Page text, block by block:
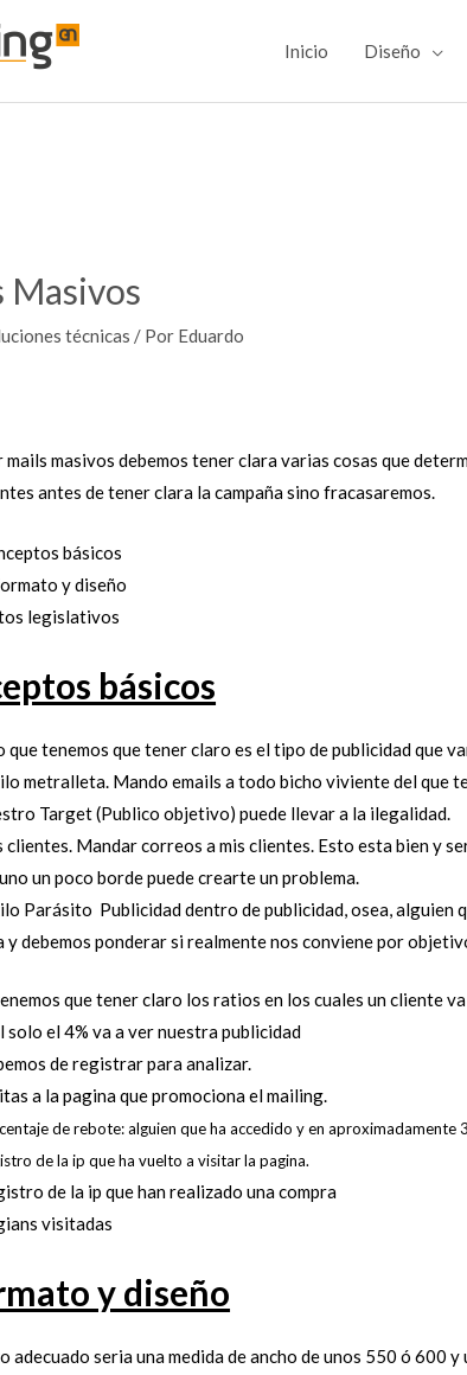
Inicio Diseño
Masivos
técnicas / Por Eduardo
mails masivos debemos tener clara varias cosas que
antes de tener clara la campaña sino fracasaremos.
básicos
y diseño
legislativos
básicos
que tenemos que tener claro es el tipo de publicidad que
metralleta. Mando emails a todo bicho viviente del que
Target (Publico objetivo) puede llevar a la ilegalidad.
clientes. Mandar correos a mis clientes. Esto esta bien y
un poco borde puede crearte un problema.
Parásito Publicidad dentro de publicidad, osea, alguien
y debemos ponderar si realmente nos conviene por
que tener claro los ratios en los cuales un cliente
solo el 4% va a ver nuestra publicidad
de registrar para analizar.
a la pagina que promociona el mailing.
de rebote: alguien que ha accedido y en
de la ip que ha vuelto a visitar la pagina.
de la ip que han realizado una compra
visitadas
y diseño
adecuado seria una medida de ancho de unos 550 ó 600